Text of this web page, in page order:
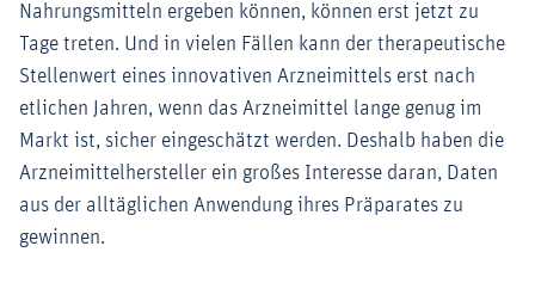
Nahrungsmitteln ergeben können, können erst jetzt zu
Tage treten. Und in vielen Fällen kann der therapeutische
Stellenwert eines innovativen Arzneimittels erst nach
etlichen Jahren, wenn das Arzneimittel lange genug im
Markt ist, sicher eingeschätzt werden. Deshalb haben die
Arzneimittelhersteller ein großes Interesse daran, Daten
aus der alltäglichen Anwendung ihres Präparates zu
gewinnen.